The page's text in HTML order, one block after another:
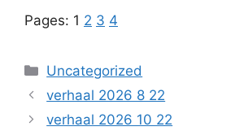
Pages: 1 2 3 4
Categories
Uncategorized
verhaal 2026 8 22
verhaal 2026 10 22